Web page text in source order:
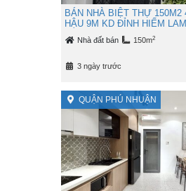
BÁN NHÀ BIỆT THỰ 150M2
HẬU 9M KD ĐỈNH HIẾM
Nhà đất bán 150m2
3 ngày trước
QUẬN PHÚ NHUẬN